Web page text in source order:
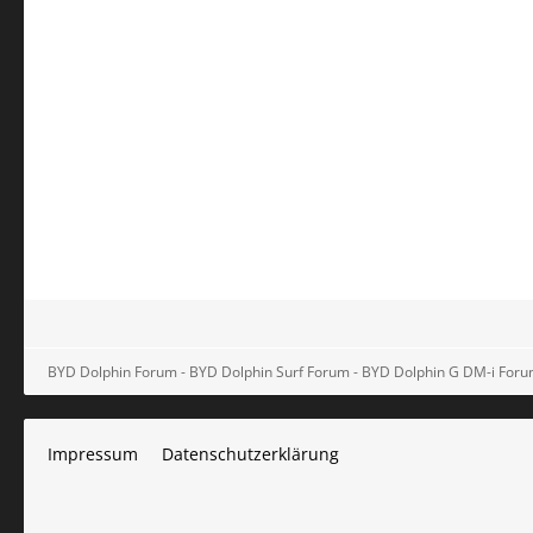
BYD Dolphin Forum - BYD Dolphin Surf Forum - BYD Dolphin G DM-i
Impressum Datenschutzerklärung